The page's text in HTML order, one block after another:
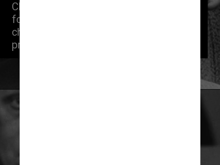
Chamada de Dama de Ferro, Golda Meir
foi a primeira – e única – mulher a
chefiar Israel. Ela assumiu o cargo de
primeira-ministra em 1969, aos 70 anos